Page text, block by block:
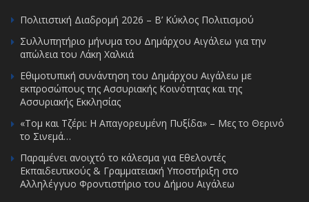
Πολιτιστική Διαδρομή 2026 – Β’ Κύκλος Πολιτισμού
Συλλυπητήριο μήνυμα του Δημάρχου Αιγάλεω για την
απώλεια του Λάκη Χαλκιά
Εθιμοτυπική συνάντηση του Δημάρχου Αιγάλεω με
εκπροσώπους της Ασσυριακής Κοινότητας και της
Ασσυριακής Εκκλησίας
«Τομ και Τζέρι: Η Απαγορευμένη Πυξίδα» – Μες το Θερινό
το Σινεμά…
Παραμένει ανοιχτό το κάλεσμα για Εθελοντές
Εκπαιδευτικούς & Γραμματειακή Υποστήριξη στο
Αλληλέγγυο Φροντιστήριο του Δήμου Αιγάλεω